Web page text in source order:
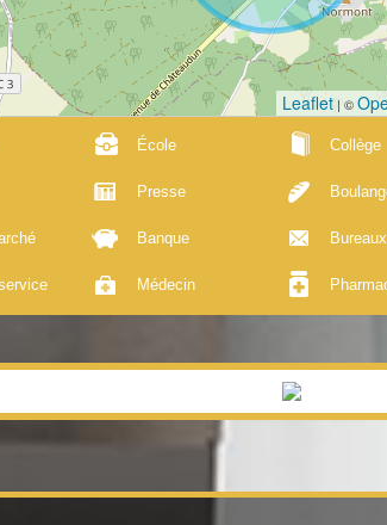
Leaflet | ©
École Collège
Presse
Banque
Médecin